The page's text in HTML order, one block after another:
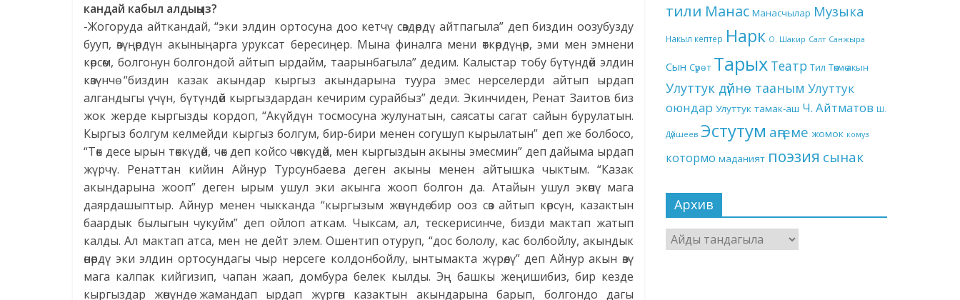
кандай кабыл алдыңыз?
-Жогоруда айткандай, “эки элдин ортосуна доо кетчү сөздөрдү айтпагыла” деп биздин оозубузду
бууп, өзүңөрдүн акыныңарга уруксат бересиңер. Мына финалга мени өткөрдүңөр, эми мен эмнени
көрсөм, болгонун болгондой айтып ырдайм, таарынбагыла” дедим. Калыстар тобу бүтүндөй элдин
көзүнчө “биздин казак акындар кыргыз акындарына туура эмес нерселерди айтып ырдап
алгандыгы үчүн, бүтүндөй кыргыздардан кечирим сурайбыз” деди. Экинчиден, Ренат Заитов биз
жок жерде кыргызды кордоп, “Акүйдүн тосмосуна жулунатын, саясаты сагат сайын бурулатын.
Кыргыз болгум келмейди кыргыз болгум, бир-бири менен согушуп кырылатын” деп же болбосо,
“Төк десе ырын төккүдөй, чөк деп койсо чөккүдөй, мен кыргыздын акыны эмесмин” деп дайыма ырдап
жүрчү. Ренаттан кийин Айнур Турсунбаева деген акыны менен айтышка чыктым. “Казак
акындарына жооп” деген ырым ушул эки акынга жооп болгон да. Атайын ушул экөөнү мага
даярдашыптыр. Айнур менен чыкканда “кыргызым жөнүндө бир ооз сөз айтып көрсүн, казактын
баардык былыгын чукуйм” деп ойлоп аткам. Чыксам, ал, тескерисинче, бизди мактап жатып
калды. Ал мактап атса, мен не дейт элем. Ошентип отуруп, “дос бололу, кас болбойлу, акындык
өнөрдү эки элдин ортосундагы чыр нерсеге колдонбойлу, ынтымакта жүрөлү” деп Айнур акын өзү
мага калпак кийгизип, чапан жаап, домбура белек кылды. Эң башкы жеңишибиз, бир кезде
кыргыздар жөнүндө жамандап ырдап жүргөн казактын акындарына барып, болгондо дагы
тили Манас Манасчылар Музыка
Накыл кептер Нарк О. Шакир Салт Санжыра
Сын Сүрөт Тарых Театр Тил Төкмө акын
Улуттук дүйнө тааным Улуттук
оюндар Улуттук тамак-аш Ч. Айтматов Ш.
Дүйшеев Эстутум аңгеме жомок комуз
котормо маданият поэзия сынак
Архив
Архив